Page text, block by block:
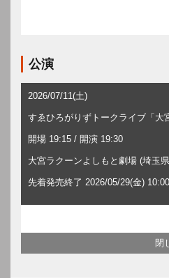
公演
2026/07/11(土)
すゑひろがりずトークライブ「大
開場 19:15 / 開演 19:30
大宮ラクーンよしもと劇場 (埼玉
先着発売終了 2026/05/29(金)